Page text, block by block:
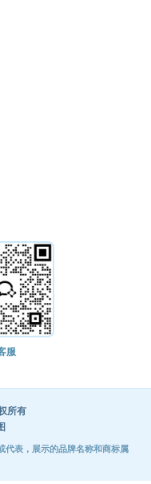
服
所有
代表，展示的品牌名称和商标属